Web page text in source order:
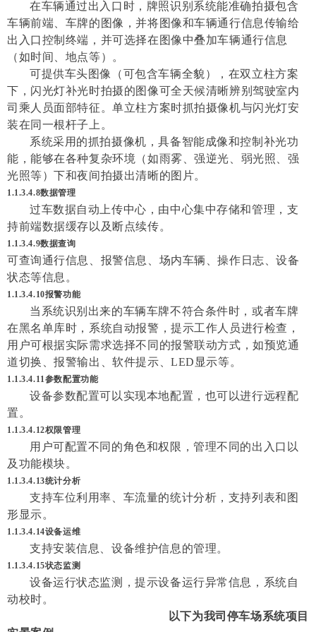
在车辆通过出入口时，牌照识别系统能准确拍摄包含
车辆前端、车牌的图像，并将图像和车辆通行信息传输给
出入口控制终端，并可选择在图像中叠加车辆通行信息
（如时间、地点等）。
可提供车头图像（可包含车辆全貌），在双立柱方案
下，闪光灯补光时拍摄的图像可全天候清晰辨别驾驶室内
司乘人员面部特征。单立柱方案时抓拍摄像机与闪光灯安
装在同一根杆子上。
系统采用的抓拍摄像机，具备智能成像和控制补光功
能，能够在各种复杂环境（如雨雾、强逆光、弱光照、强
光照等）下和夜间拍摄出清晰的图片。
1.1.3.4.8数据管理
过车数据自动上传中心，由中心集中存储和管理，支
持前端数据缓存以及断点续传。
1.1.3.4.9数据查询
可查询通行信息、报警信息、场内车辆、操作日志、设备
状态等信息。
1.1.3.4.10报警功能
当系统识别出来的车辆车牌不符合条件时，或者车牌
在黑名单库时，系统自动报警，提示工作人员进行检查，
用户可根据实际需求选择不同的报警联动方式，如预览通
道切换、报警输出、软件提示、LED显示等。
1.1.3.4.11参数配置功能
设备参数配置可以实现本地配置，也可以进行远程配
置。
1.1.3.4.12权限管理
用户可配置不同的角色和权限，管理不同的出入口以
及功能模块。
1.1.3.4.13统计分析
支持车位利用率、车流量的统计分析，支持列表和图
形显示。
1.1.3.4.14设备运维
支持安装信息、设备维护信息的管理。
1.1.3.4.15状态监测
设备运行状态监测，提示设备运行异常信息，系统自
动校时。
以下为我司停车场系统项目